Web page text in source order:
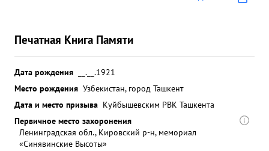
Печатная Книга Памяти
Дата рождения
__.__.1921
Место рождения Узбекистан, город Ташкент
Дата и место призыва Куйбышевским РВК Ташкента
Первичное место захоронения
Ленинградская обл., Кировский р-н, мемориал
«Синявинские Высоты»